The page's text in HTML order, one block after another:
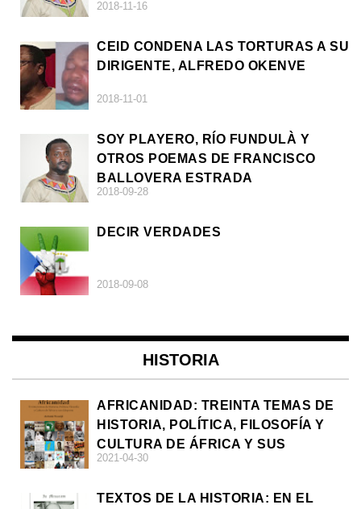
AFRICANO)
2018-11-16
CEID CONDENA LAS TORTURAS A SU
DIRIGENTE, ALFREDO OKENVE
2018-11-01
SOY PLAYERO, RÍO FUNDULÀ Y
OTROS POEMAS DE FRANCISCO
BALLOVERA ESTRADA
2018-09-28
DECIR VERDADES
2018-09-08
HISTORIA
AFRICANIDAD: TREINTA TEMAS DE
HISTORIA, POLÍTICA, FILOSOFÍA Y
CULTURA DE ÁFRICA Y SUS
DIÁSPORAS
2021-04-30
TEXTOS DE LA HISTORIA: EN EL